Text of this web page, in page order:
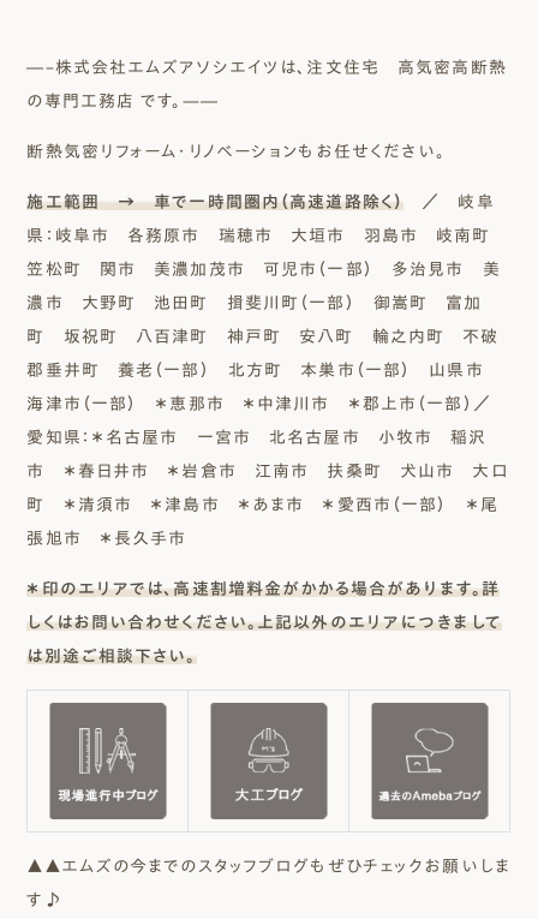
―–株式会社エムズアソシエイツは、注文住宅 高気密高断熱
の専門工務店 です。—―
断熱気密リフォーム・リノベーションもお任せください。
施工範囲 → 車で一時間圏内（高速道路除く） ／ 岐阜
県：岐阜市 各務原市 瑞穂市 大垣市 羽島市 岐南町
笠松町 関市 美濃加茂市 可児市（一部） 多治見市 美
濃市 大野町 池田町 揖斐川町（一部） 御嵩町 富加
町 坂祝町 八百津町 神戸町 安八町 輪之内町 不破
郡垂井町 養老（一部） 北方町 本巣市（一部） 山県市
海津市（一部） ＊恵那市 ＊中津川市 ＊郡上市（一部）／
愛知県：＊名古屋市 一宮市 北名古屋市 小牧市 稲沢
市 ＊春日井市 ＊岩倉市 江南市 扶桑町 犬山市 大口
町 ＊清須市 ＊津島市 ＊あま市 ＊愛西市（一部） ＊尾
張旭市 ＊長久手市
＊印のエリアでは、高速割増料金がかかる場合があります。詳
しくはお問い合わせください。上記以外のエリアにつきまして
は別途ご相談下さい。
▲▲エムズの今までのスタッフブログもぜひチェックお願いしま
す♪